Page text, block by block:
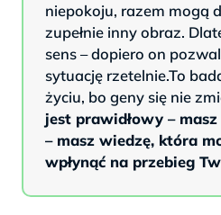
niepokoju, razem mogą
zupełnie inny obraz.
sens – dopiero on
sytuację rzetelnie.To
życiu, bo geny się nie
jest prawidłowy –
– masz wiedzę, która
wpłynąć na przebieg